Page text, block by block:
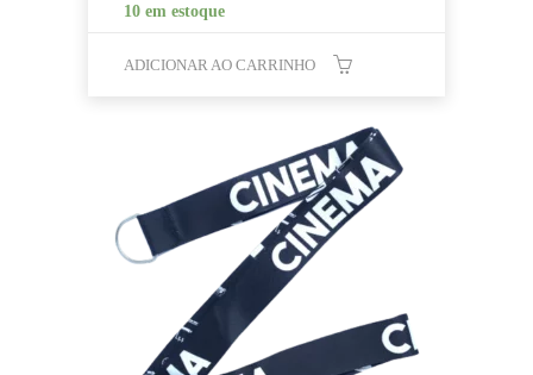
10 em estoque
ADICIONAR AO CARRINHO